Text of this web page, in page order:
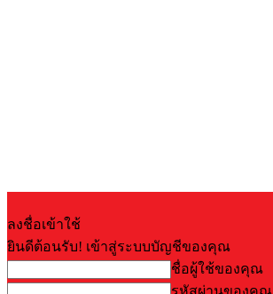
ลงชื่อเข้าใช้
ยินดีต้อนรับ! เข้าสู่ระบบบัญชีของคุณ
ชื่อผู้ใช้ของคุณ
รหัสผ่านของคุณ